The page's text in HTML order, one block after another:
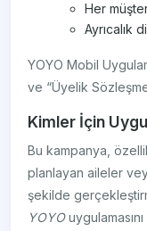
Her
Ayrıcalık
YOYO Mobil
ve “Üyelik
Kimler İçin
Bu kampanya,
planlayan aileler
şekilde
YOYO